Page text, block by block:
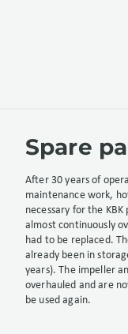
Spare
After 30 years of
maintenance work,
necessary for the
almost continuously
had to be replaced.
already been in
years). The impeller
overhauled and are
be used again.